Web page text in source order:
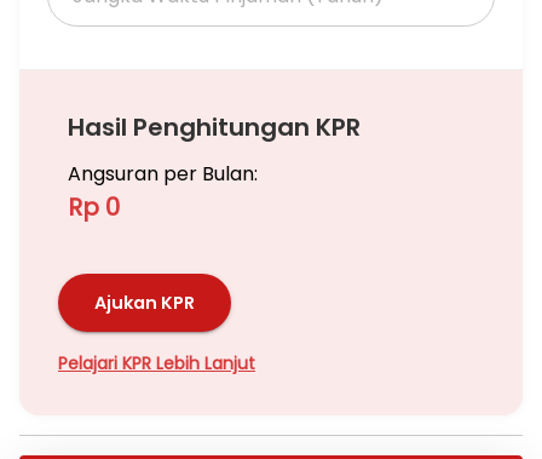
Hasil Penghitungan KPR
Angsuran per Bulan:
Rp 0
Ajukan KPR
Pelajari KPR Lebih Lanjut